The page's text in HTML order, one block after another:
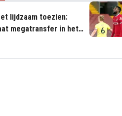
lijdzaam toezien:
megatransfer in het